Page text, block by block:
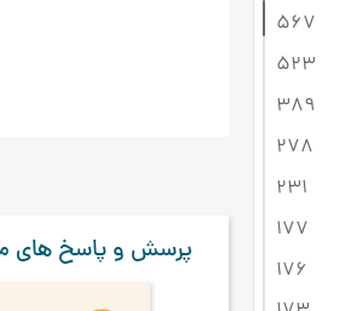
567
523
389
278
231
177
176
پرسش و پاسخ های